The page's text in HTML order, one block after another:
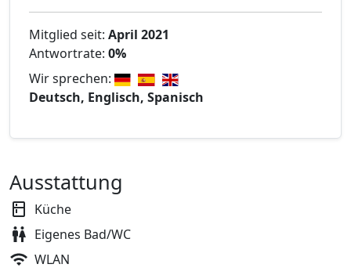
Mitglied seit: April 2021
Antwortrate: 0%
Wir sprechen:
Deutsch, Englisch, Spanisch
Ausstattung
Küche
Eigenes Bad/WC
WLAN